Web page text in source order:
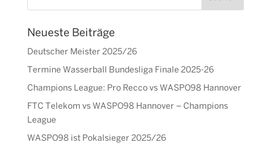
Neueste Beiträge
Deutscher Meister 2025/26
Termine Wasserball Bundesliga Finale 2025-26
Champions League: Pro Recco vs WASPO98 Hannover
FTC Telekom vs WASPO98 Hannover – Champions
League
WASPO98 ist Pokalsieger 2025/26